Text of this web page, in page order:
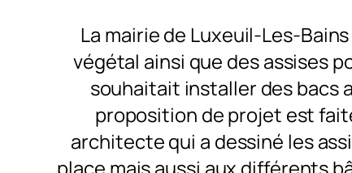
La mairie de Luxeuil-Les-
végétal ainsi que des assises
souhaitait installer des bacs
proposition de projet est
architecte qui a dessiné les
place mais aussi aux différents